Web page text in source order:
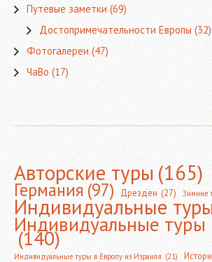
Путевые заметки(69)
Достопримечательности Европы(32)
Фотогалереи(47)
ЧаВо(17)
Авторские туры(165)
Германия(97) Дрезден (27) Зимние
Индивидуальные
Индивидуальные туры
(140)
Индивидуальные туры в Европу из Израиля (21)